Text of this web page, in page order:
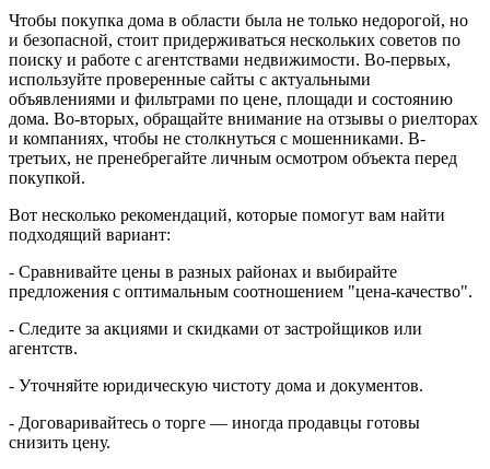
Чтобы покупка дома в области была не только недорогой, но
и безопасной, стоит придерживаться нескольких советов по
поиску и работе с агентствами недвижимости. Во-первых,
используйте проверенные сайты с актуальными
объявлениями и фильтрами по цене, площади и состоянию
дома. Во-вторых, обращайте внимание на отзывы о риелторах
и компаниях, чтобы не столкнуться с мошенниками. В-
третьих, не пренебрегайте личным осмотром объекта перед
покупкой.
Вот несколько рекомендаций, которые помогут вам найти
подходящий вариант:
- Сравнивайте цены в разных районах и выбирайте
предложения с оптимальным соотношением "цена-качество".
- Следите за акциями и скидками от застройщиков или
агентств.
- Уточняйте юридическую чистоту дома и документов.
- Договаривайтесь о торге — иногда продавцы готовы
снизить цену.